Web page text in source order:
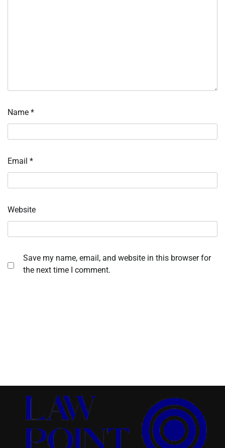
Name *
Email *
Website
Save my name, email, and website in this browser for
the next time I comment.